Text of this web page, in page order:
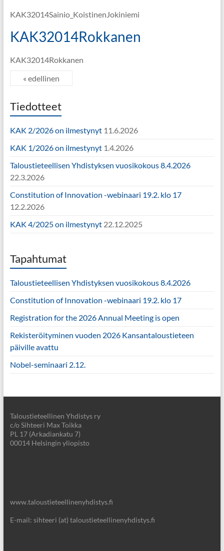
KAK32014Sainio_KoistinenJokiniemi
KAK32014Rokkanen
KAK32014Rokkanen
« edellinen
Tiedotteet
KAK 2/2026 on ilmestynyt11.6.2026
KAK 1/2026 on ilmestynyt1.4.2026
Taloustieteellisen Yhdistyksen vuosikokous 8.4.2026
22.3.2026
Constitution of Innovation -webinaari 19.2. klo 17
12.2.2026
KAK 4/2025 on ilmestynyt22.12.2025
Tapahtumat
Taloustieteellisen Yhdistyksen vuosikokous 8.4.2026
Constitution of Innovation -webinaari 19.2. klo 17
Registration for the 2026 Annual Meeting is open
Rekisteröityminen vuoden 2026 Kansantaloustieteen
päiville avattu
Nobel-seminaari 2.12.
Taloustieteellinen Yhdistys ry
c/o Sihteeri Max Toikka
PL 17 (Arkadiankatu 7)
00014 Helsingin yliopisto
www.taloustieteellinenyhdistys.fi
E-mail: sihteeri (at) taloustieteellinenyhdistys.fi